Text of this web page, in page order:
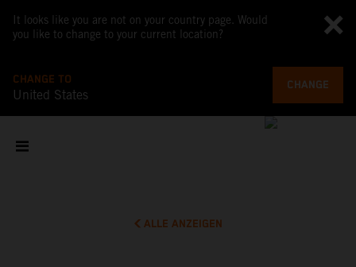
It looks like you are not on your country page. Would
you like to change to your current location?
CHANGE TO
United States
CHANGE
ALLE ANZEIGEN